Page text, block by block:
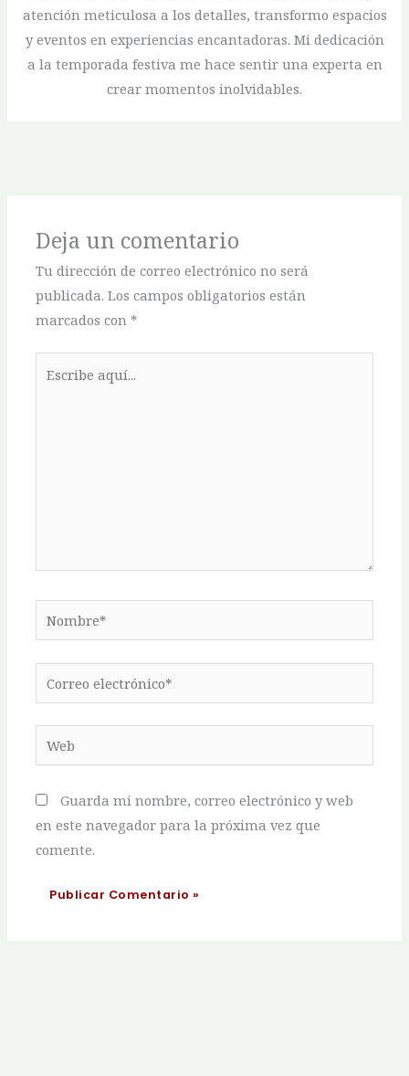
atención meticulosa a los detalles, transformo espacios
y eventos en experiencias encantadoras. Mi dedicación
a la temporada festiva me hace sentir una experta en
crear momentos inolvidables.
Deja un comentario
Tu dirección de correo electrónico no será
publicada. Los campos obligatorios están
marcados con *
Nombre*
electrónico*
Guarda mi nombre, correo electrónico y web
en este navegador para la próxima vez que
comente.